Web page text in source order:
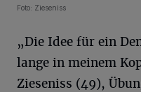
Foto: Zieseniss
„Die Idee für ein
lange in meinem
Zieseniss (49),